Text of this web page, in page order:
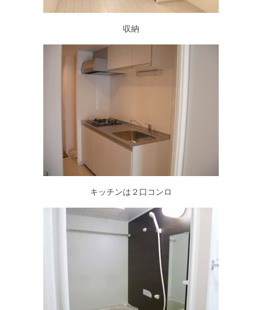
収納
キッチンは２口コンロ